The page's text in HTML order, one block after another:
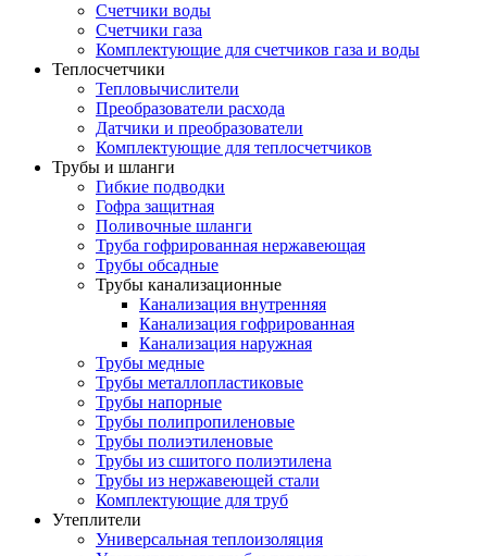
Счетчики воды
Счетчики газа
Комплектующие для счетчиков газа и воды
Теплосчетчики
Тепловычислители
Преобразователи расхода
Датчики и преобразователи
Комплектующие для теплосчетчиков
Трубы и шланги
Гибкие подводки
Гофра защитная
Поливочные шланги
Труба гофрированная нержавеющая
Трубы обсадные
Трубы канализационные
Канализация внутренняя
Канализация гофрированная
Канализация наружная
Трубы медные
Трубы металлопластиковые
Трубы напорные
Трубы полипропиленовые
Трубы полиэтиленовые
Трубы из сшитого полиэтилена
Трубы из нержавеющей стали
Комплектующие для труб
Утеплители
Универсальная теплоизоляция